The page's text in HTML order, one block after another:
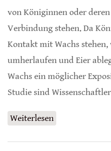
von Königinnen oder
Verbindung stehen. Da
Kontakt mit Wachs stehen,
umherlaufen und Eier
Wachs ein möglicher
Studie sind
Weiterlesen